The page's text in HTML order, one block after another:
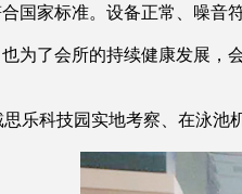
国家标准。设备正常、噪音
为了会所的持续健康发展
乐科技园实地考察、在泳